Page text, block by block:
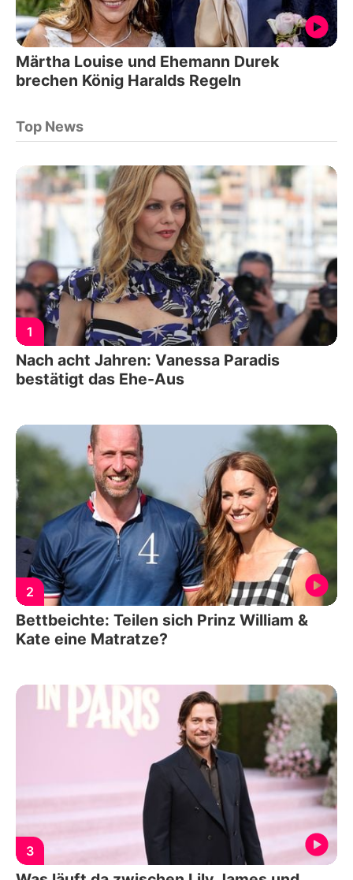
Märtha Louise und Ehemann Durek
brechen König Haralds Regeln
Top News
1
Nach acht Jahren: Vanessa Paradis
bestätigt das Ehe-Aus
2
Bettbeichte: Teilen sich Prinz William &
Kate eine Matratze?
3